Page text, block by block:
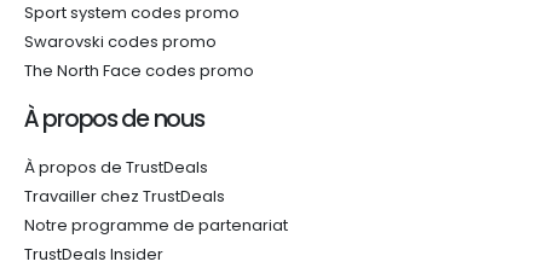
Sport system codes promo
Swarovski codes promo
The North Face codes promo
À propos de nous
À propos de TrustDeals
Travailler chez TrustDeals
Notre programme de partenariat
TrustDeals Insider